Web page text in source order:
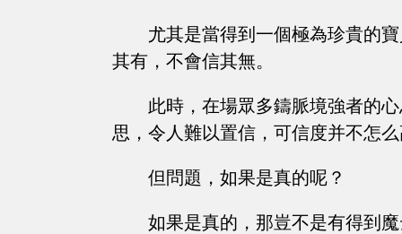
尤其是當得到一個極為珍貴的
其有，不會信其無。
此時，在場眾多鑄脈境強者的
思，令人難以置信，可信度并不怎
但問題，如果是真的呢？
如果是真的，那豈不是有得到